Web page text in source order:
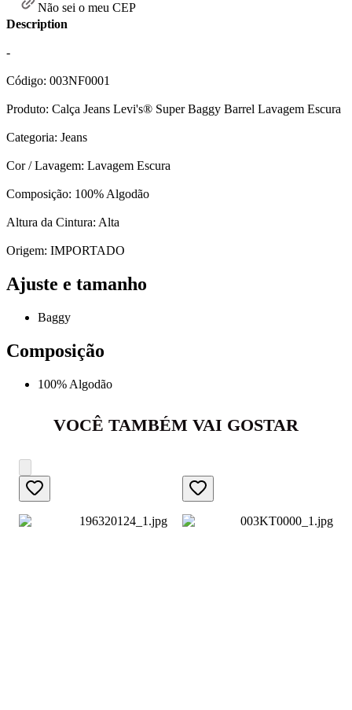
Não sei o meu CEP
Description
-
Código: 003NF0001
Produto: Calça Jeans Levi's® Super Baggy Barrel Lavagem Escura
Categoria: Jeans
Cor / Lavagem: Lavagem Escura
Composição: 100% Algodão
Altura da Cintura: Alta
Origem: IMPORTADO
Ajuste e tamanho
Baggy
Composição
100% Algodão
VOCÊ TAMBÉM VAI GOSTAR